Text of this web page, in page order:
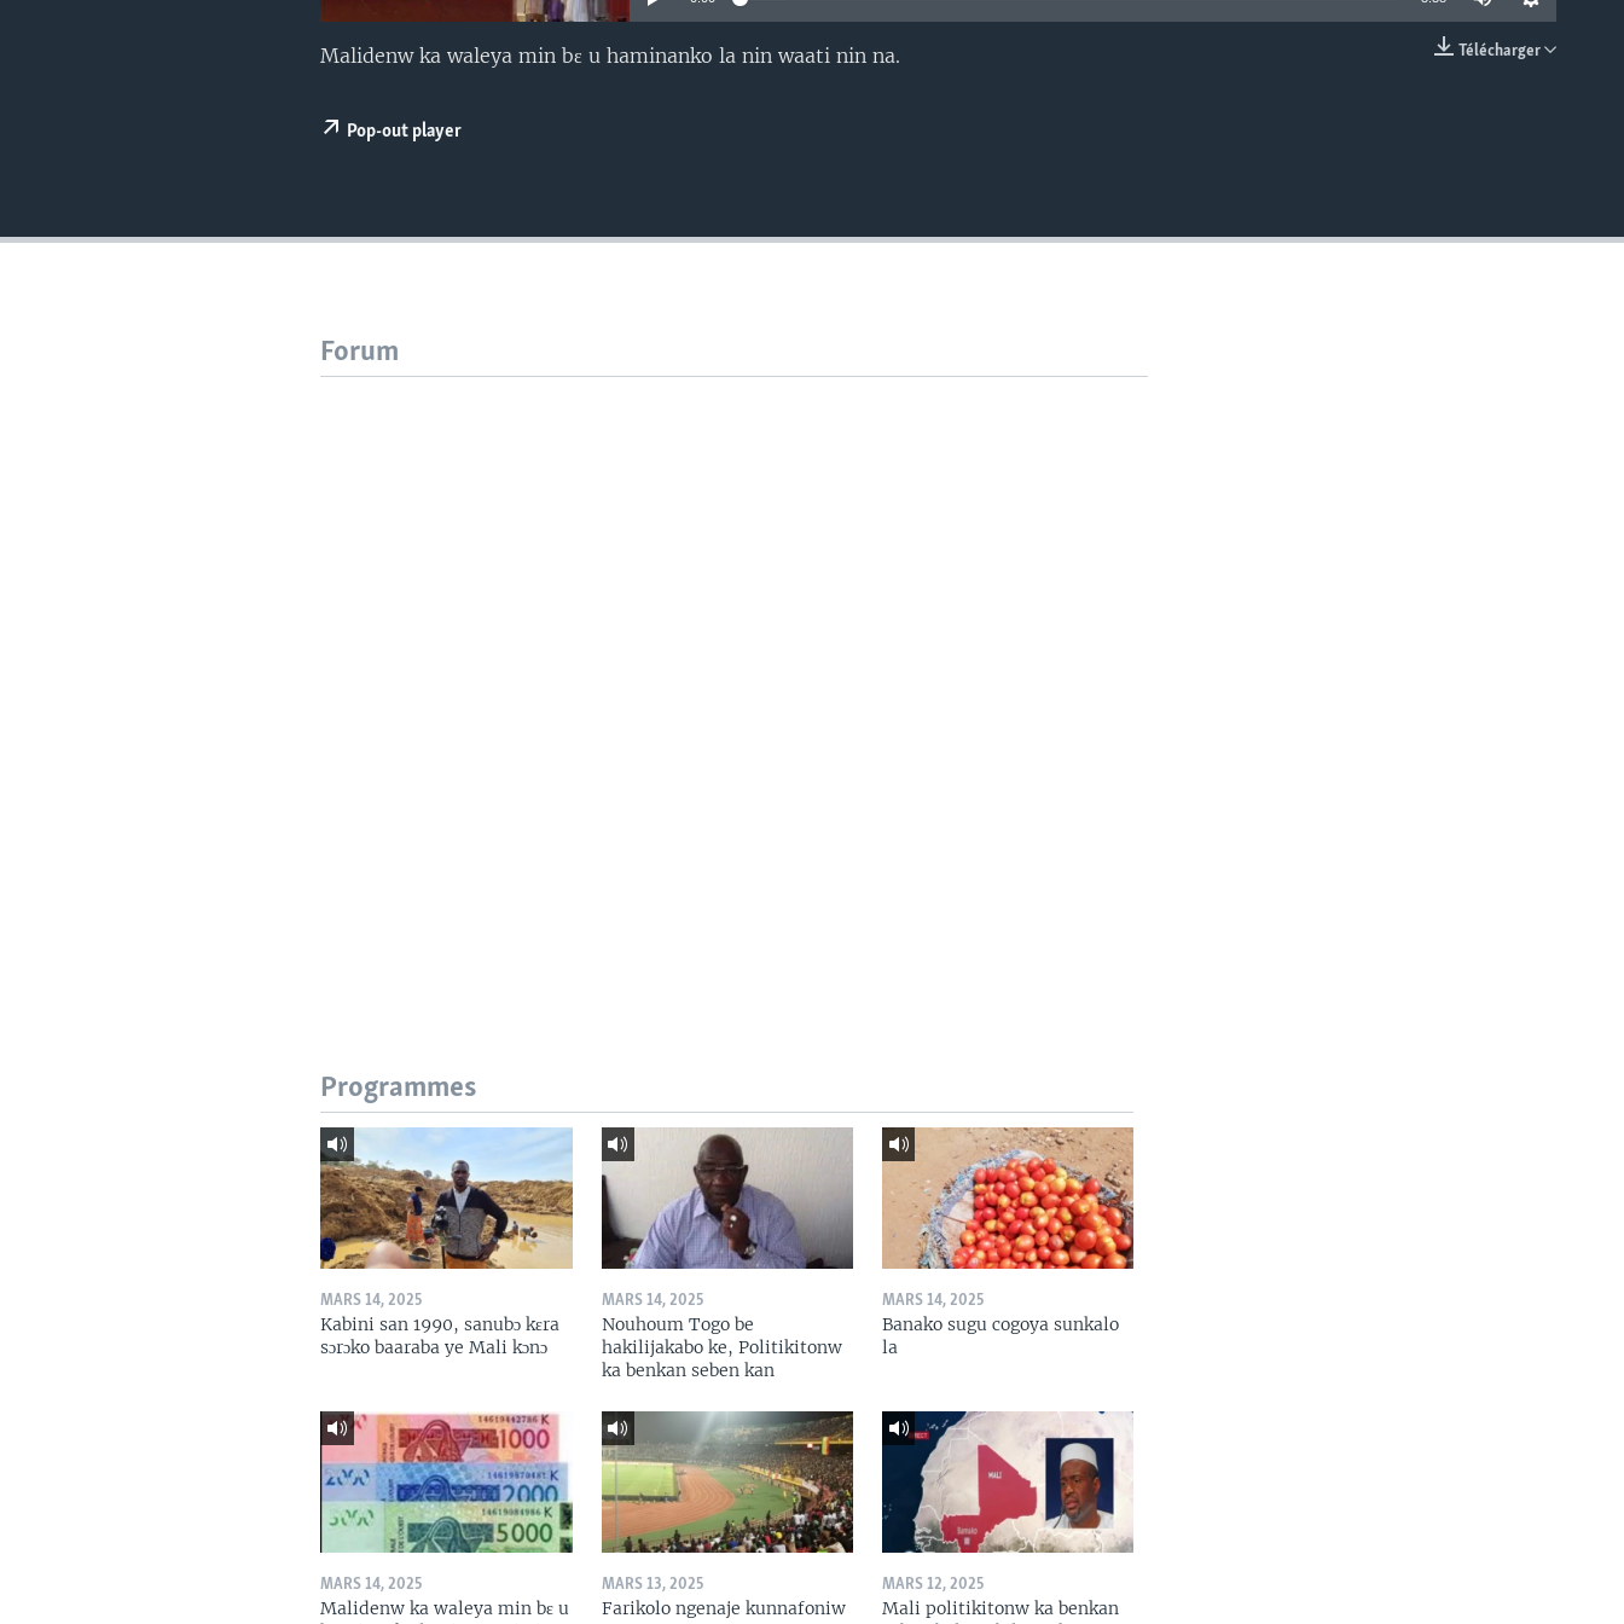
Télécharger
Malidenw ka waleya min bɛ u haminanko la nin waati nin na.
Pop-out player
Forum
Programmes
MARS 14, 2025
Kabini san 1990, sanubɔ kɛra
sɔrɔko baaraba ye Mali kɔnɔ
MARS 14, 2025
Nouhoum Togo be
hakilijakabo ke, Politikitonw
ka benkan seben kan
MARS 14, 2025
Banako sugu cogoya sunkalo
la
MARS 14, 2025
Malidenw ka waleya min bɛ u
MARS 13, 2025
Farikolo ngenaje kunnafoniw
MARS 12, 2025
Mali politikitonw ka benkan